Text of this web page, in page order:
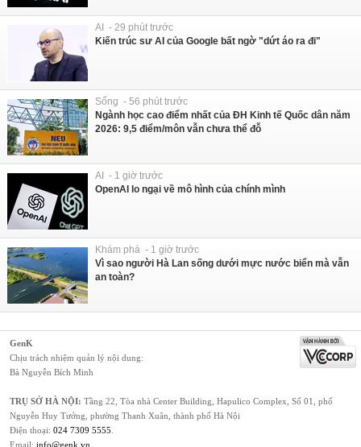
AI - 29 phút trước
Kiến trúc sư AI của Google bất ngờ "dứt áo ra đi"
Sống - 56 phút trước
Ngành học cao điểm nhất của ĐH Kinh tế Quốc dân năm
2026: 9,5 điểm/môn vẫn chưa thể đỗ
AI - 1 giờ trước
OpenAI lo ngại về mô hình của chính mình
Khám phá - 1 giờ trước
Vì sao người Hà Lan sống dưới mực nước biển mà vẫn
an toàn?
GenK
Chịu trách nhiệm quản lý nội dung:
Bà Nguyễn Bích Minh
TRỤ SỞ HÀ NỘI: Tầng 22, Tòa nhà Center Building, Hapulico Complex, Số 01, phố
Nguyễn Huy Tưởng, phường Thanh Xuân, thành phố Hà Nội
Điện thoại: 024 7309 5555
Email: info@genk.vn